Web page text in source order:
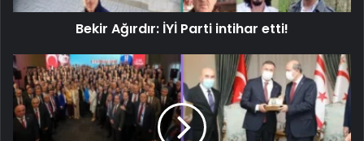
Bekir Ağırdır: İYİ Parti intihar etti!